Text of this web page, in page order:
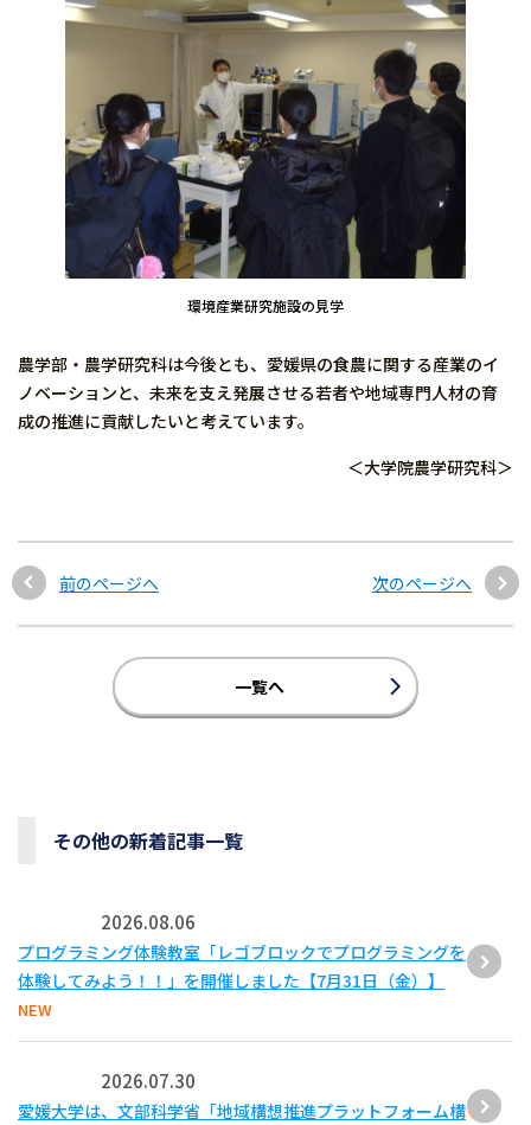
環境産業研究施設の見学
農学部・農学研究科は今後とも、愛媛県の食農に関する産業のイ
ノベーションと、未来を支え発展させる若者や地域専門人材の育
成の推進に貢献したいと考えています。
＜大学院農学研究科＞
前のページへ 次のページへ
一覧へ
その他の新着記事一覧
2026.08.06
プログラミング体験教室「レゴブロックでプログラミングを
体験してみよう！！」を開催しました【7月31日（金）】
NEW
2026.07.30
愛媛大学は、文部科学省「地域構想推進プラットフォーム構